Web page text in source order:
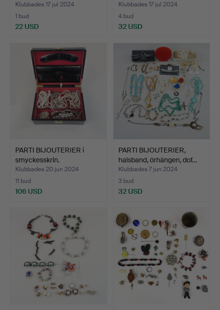
Klubbades 17 jul 2024
1 bud
22 USD
Klubbades 17 jul 2024
4 bud
32 USD
PARTI BIJOUTERIER i
smyckesskrin.
Klubbades 20 jun 2024
11 bud
106 USD
PARTI BIJOUTERIER,
halsband, örhängen, dof…
Klubbades 7 jun 2024
3 bud
32 USD